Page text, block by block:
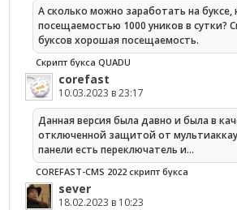
А сколько можно заработать на буксе,
посещаемостью 1000 уников в сутки?
буксов хорошая посещаемость.
Скрипт букса QUADU
corefast
10.03.2023 в 23:17
Данная версия была давно и была в
отключенной защитой от
панели есть переключатель и…
COREFAST-CMS 2022 скрипт букса
sever
18.02.2023 в 10:23